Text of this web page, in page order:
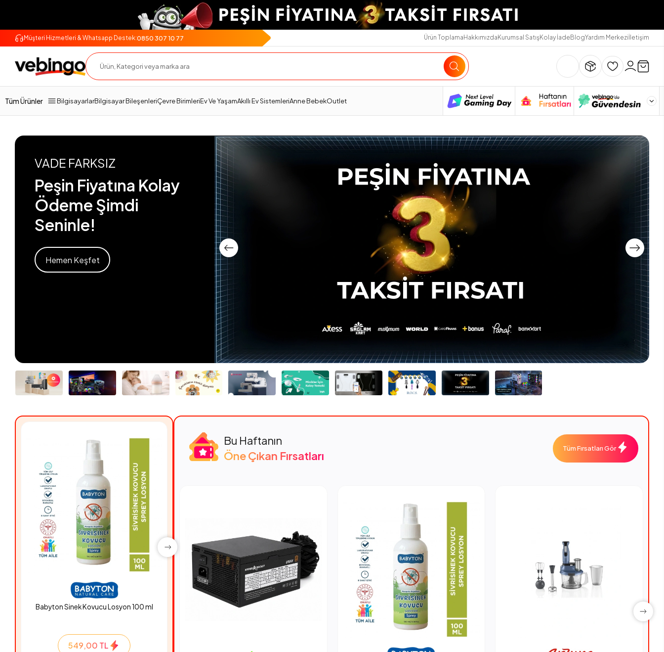
Müşteri Hizmetleri & Whatsapp Destek:0850 307 10 77 Ürün ToplamaHakkımızdaKurumsal SatışKolay İadeBlogYardım Merkeziİletişim
Tüm Ürünler BilgisayarlarBilgisayar BileşenleriÇevre BirimleriEv Ve YaşamAkıllı Ev SistemleriAnne BebekOutlet
VADE FARKSIZ
Peşin Fiyatına Kolay
Ödeme Şimdi
Seninle!
Hemen Keşfet
Babyton Sinek Kovucu Losyon 100 ml
549,00 TL
Hyper Rocket 850W PSU Güç Kaynağı
Bu Haftanın
Öne Çıkan Fırsatları
Tüm Fırsatları Gör